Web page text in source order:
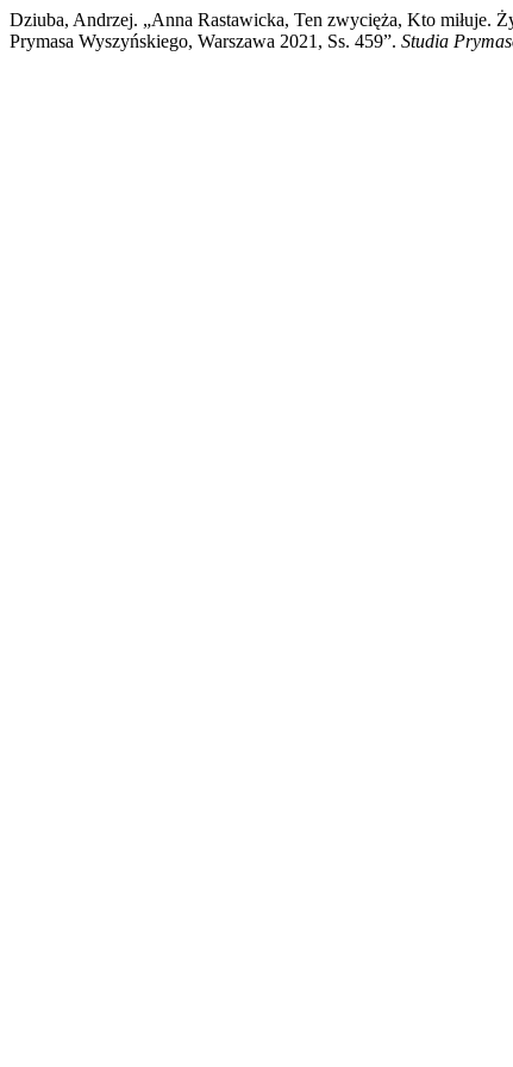
Dziuba, Andrzej. „Anna Rastawicka, Ten zwycięża, Kto miłuje.
Prymasa Wyszyńskiego, Warszawa 2021, Ss. 459”. Studia